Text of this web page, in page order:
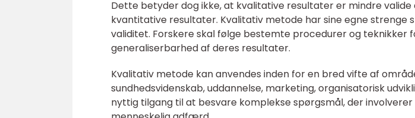
Dette betyder dog ikke, at kvalitative resultater er mindre valide
kvantitative resultater. Kvalitativ metode har sine egne strenge
validitet. Forskere skal følge bestemte procedurer og
generaliserbarhed af deres resultater.
Kvalitativ metode kan anvendes inden for en bred vifte af
sundhedsvidenskab, uddannelse, marketing, organisatorisk
nyttig tilgang til at besvare komplekse spørgsmål, der